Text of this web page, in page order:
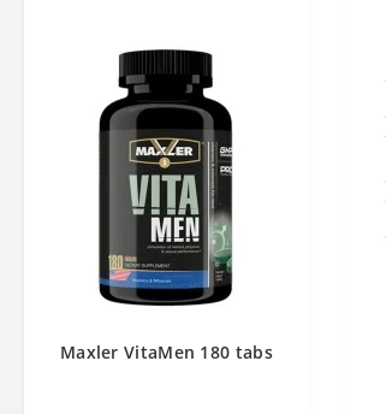
Maxler VitaMen 180 tabs